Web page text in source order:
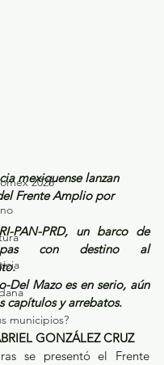
2023
municipios?
mexiquense lanzan
Frente Amplio por
PAN-PRD, un barco de
con destino al
Del Mazo es en serio, aún
capítulos y arrebatos.
GONZÁLEZ CRUZ
se presentó el Frente